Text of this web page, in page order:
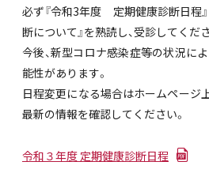
必ず『令和3年度 定期健康診断日程
断について』を熟読し、受診してくださ
今後、新型コロナ感染症等の状況に
能性があります。
日程変更になる場合はホームページ
最新の情報を確認してください。
令和３年度 定期健康診断日程